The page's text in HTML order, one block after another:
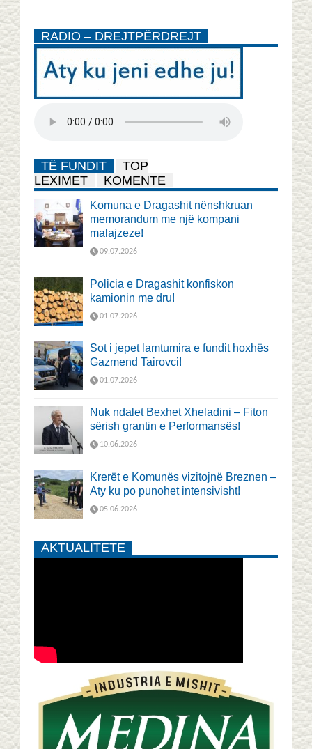
RADIO – DREJTPËRDREJT
TË FUNDIT
TOP
LEXIMET
KOMENTE
Komuna e Dragashit nënshkruan
memorandum me një kompani
malajzeze!
09.07.2026
Policia e Dragashit konfiskon
kamionin me dru!
01.07.2026
Sot i jepet lamtumira e fundit hoxhës
Gazmend Tairovci!
01.07.2026
Nuk ndalet Bexhet Xheladini – Fiton
sërish grantin e Performansës!
10.06.2026
Krerët e Komunës vizitojnë Breznen –
Aty ku po punohet intensivisht!
05.06.2026
AKTUALITETE